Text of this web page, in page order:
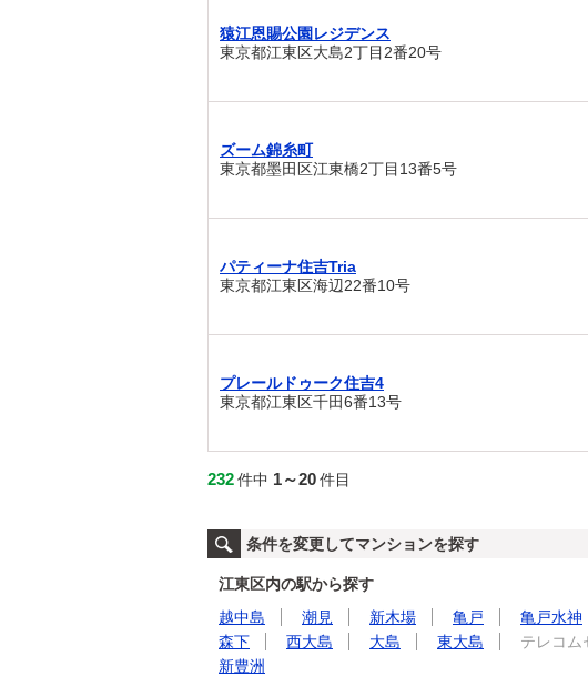
猿江恩賜公園レジデンス
東京都江東区大島2丁目2番20号
ズーム錦糸町
東京都墨田区江東橋2丁目13番5号
パティーナ住吉Tria
東京都江東区海辺22番10号
プレールドゥーク住吉4
東京都江東区千田6番13号
232件中 1～20件目
条件を変更してマンションを探す
江東区内の駅から探す
越中島
潮見 新木場 亀戸 亀戸水神
森下
西大島 大島 東大島 テレコム
新豊洲